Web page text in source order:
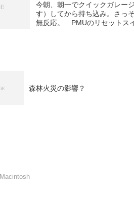
今朝、朝一でクイックガレー
す）してから持ち込み。さっ
無反応。 PMUのリセットス
森林火災の影響？
Macintosh